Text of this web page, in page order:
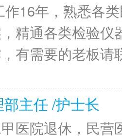
作16年，熟悉各
精通各类检验仪
有需要的老板请
主任 /护士长
医院退休，民营